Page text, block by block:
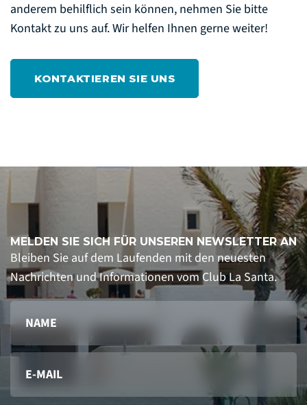
anderem behilflich sein können, nehmen Sie bitte
Kontakt zu uns auf. Wir helfen Ihnen gerne weiter!
KONTAKTIEREN SIE UNS
MELDEN SIE SICH FÜR UNSEREN NEWSLETTER AN
Bleiben Sie auf dem Laufenden mit den neuesten
Nachrichten und Informationen vom Club La Santa.